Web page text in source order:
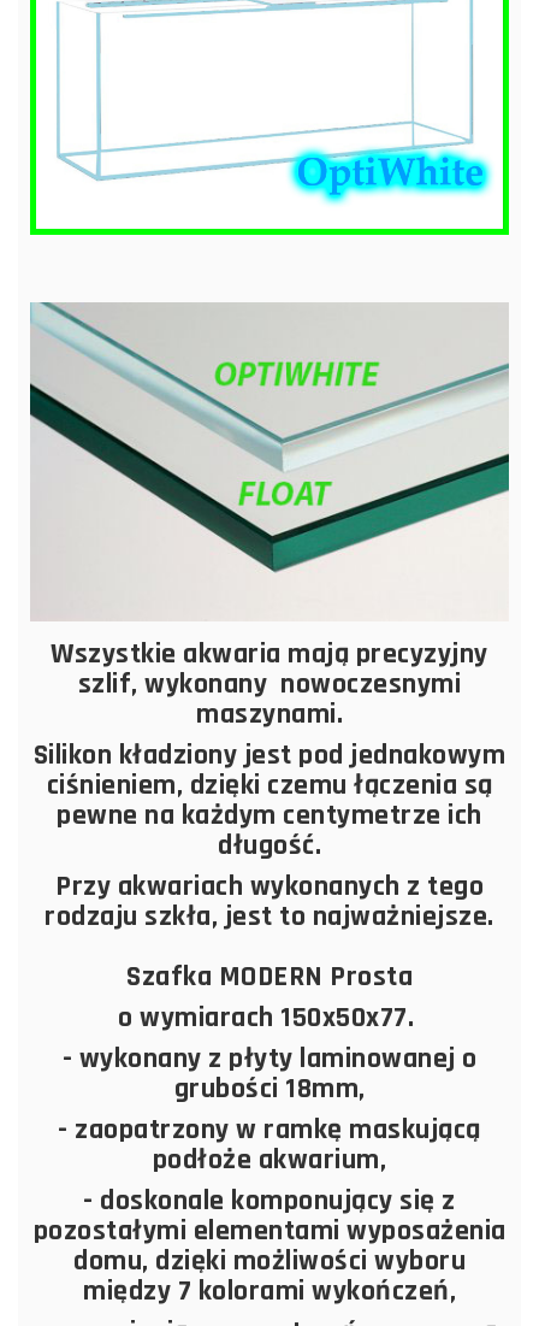
Wszystkie akwaria mają precyzyjny
szlif, wykonany nowoczesnymi
maszynami.
Silikon kładziony jest pod jednakowym
ciśnieniem, dzięki czemu łączenia są
pewne na każdym centymetrze ich
długość.
Przy akwariach wykonanych z tego
rodzaju szkła, jest to najważniejsze.
Szafka MODERN Prosta
o wymiarach 150x50x77.
- wykonany z płyty laminowanej o
grubości 18mm,
- zaopatrzony w ramkę maskującą
podłoże akwarium,
- doskonale komponujący się z
pozostałymi elementami wyposażenia
domu, dzięki możliwości wyboru
między 7 kolorami wykończeń,